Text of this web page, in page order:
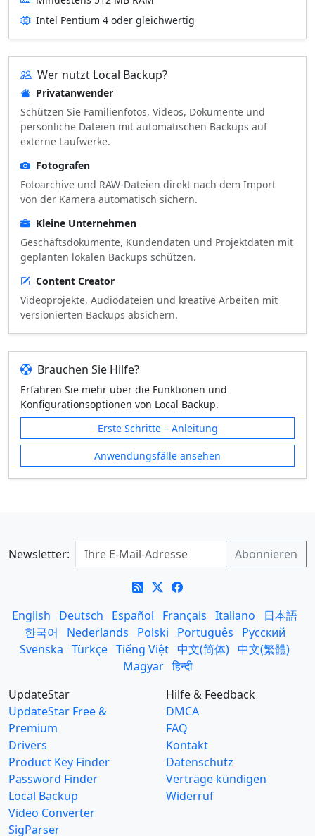
Intel Pentium 4 oder gleichwertig
Wer nutzt Local Backup?
Privatanwender
Schützen Sie Familienfotos, Videos, Dokumente und
persönliche Dateien mit automatischen Backups auf
externe Laufwerke.
Fotografen
Fotoarchive und RAW-Dateien direkt nach dem Import
von der Kamera automatisch sichern.
Kleine Unternehmen
Geschäftsdokumente, Kundendaten und Projektdaten mit
geplanten lokalen Backups schützen.
Content Creator
Videoprojekte, Audiodateien und kreative Arbeiten mit
versionierten Backups absichern.
Brauchen Sie Hilfe?
Erfahren Sie mehr über die Funktionen und
Konfigurationsoptionen von Local Backup.
Erste Schritte – Anleitung
Anwendungsfälle ansehen
Newsletter:
English Deutsch Español Français Italiano
日本語
한국어
Nederlands Polski Português
Русский
Svenska Türkçe Tiếng Việt 中文(简体) 中文(繁體)
Magyar हिन्दी
UpdateStar
UpdateStar Free &
Premium
Drivers
Product Key Finder
Password Finder
Local Backup
Video Converter
SigParser
Hilfe & Feedback
DMCA
FAQ
Kontakt
Datenschutz
Verträge kündigen
Widerruf